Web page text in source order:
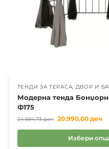
ТЕНДИ ЗА ТЕРАСА, ДВОР И
Модерна тенда
Ф175
24.694,73ден 20.990,00 ден
Избери